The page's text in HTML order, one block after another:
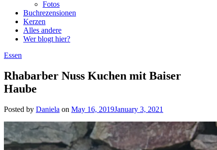
Fotos
Buchrezensionen
Kerzen
Alles andere
Wer blogt hier?
Essen
Rhabarber Nuss Kuchen mit Baiser
Haube
Posted by Daniela on May 16, 2019January 3, 2021